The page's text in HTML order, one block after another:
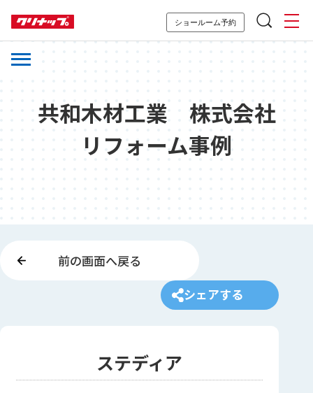
ショールーム予約
共和木材工業 株式会社
リフォーム事例
前の画面へ戻る
シェアする
ステディア